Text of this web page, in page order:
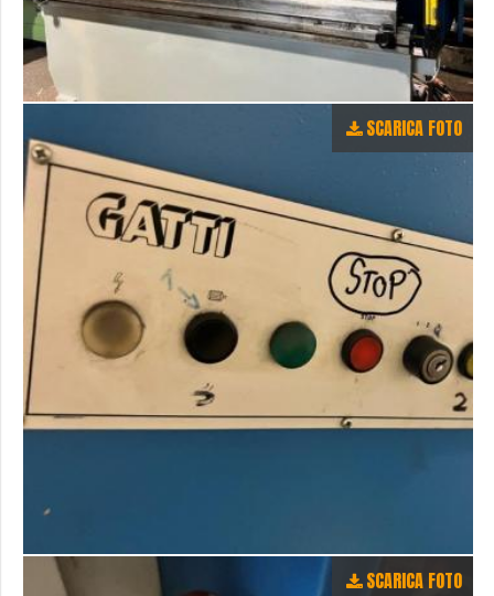
SCARICA FOTO
SCARICA FOTO